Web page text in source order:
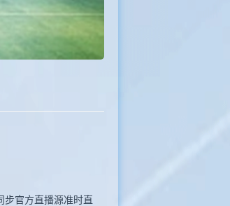
步官方直播源准时直